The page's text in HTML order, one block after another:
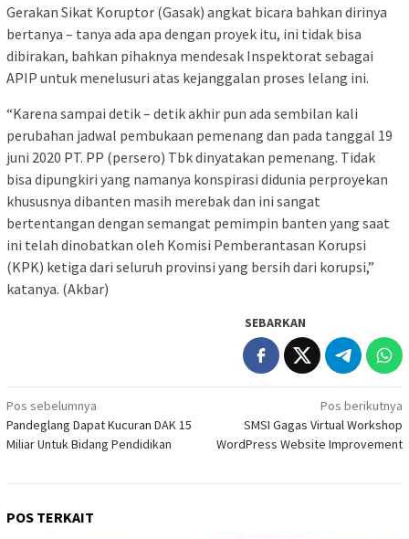
Gerakan Sikat Koruptor (Gasak) angkat bicara bahkan dirinya
bertanya – tanya ada apa dengan proyek itu, ini tidak bisa
dibirakan, bahkan pihaknya mendesak Inspektorat sebagai
APIP untuk menelusuri atas kejanggalan proses lelang ini.
“Karena sampai detik – detik akhir pun ada sembilan kali
perubahan jadwal pembukaan pemenang dan pada tanggal 19
juni 2020 PT. PP (persero) Tbk dinyatakan pemenang. Tidak
bisa dipungkiri yang namanya konspirasi didunia perproyekan
khususnya dibanten masih merebak dan ini sangat
bertentangan dengan semangat pemimpin banten yang saat
ini telah dinobatkan oleh Komisi Pemberantasan Korupsi
(KPK) ketiga dari seluruh provinsi yang bersih dari korupsi,”
katanya. (Akbar)
SEBARKAN
Navigasi
pos
Pos sebelumnya
Pandeglang Dapat Kucuran DAK 15
Miliar Untuk Bidang Pendidikan
Pos berikutnya
SMSI Gagas Virtual Workshop
WordPress Website Improvement
POS TERKAIT